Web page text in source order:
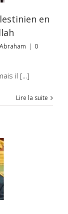
en
| 0
il [...]
Lire la suite